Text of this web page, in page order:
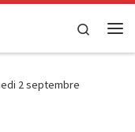
Search
2 septembre